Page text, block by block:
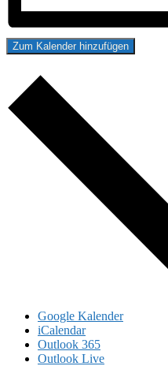
Zum Kalender hinzufügen
Google Kalender
iCalendar
Outlook 365
Outlook Live